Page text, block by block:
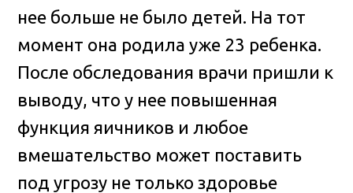
нее больше не было детей. На тот
момент она родила уже 23 ребенка.
После обследования врачи пришли к
выводу, что у нее повышенная
функция яичников и любое
вмешательство может поставить
под угрозу не только здоровье